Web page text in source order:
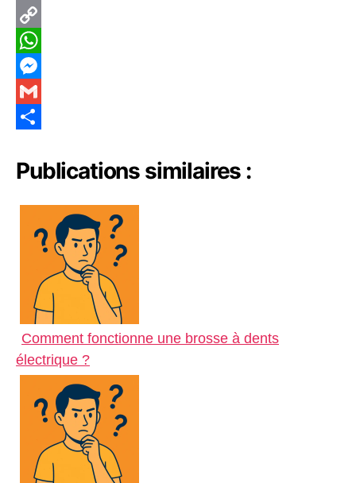
c
e
b
o
o
w
e
E
m
a
C
o
p
y
i
W
h
a
s
M
e
s
G
a
h
Publications similaires :
Comment fonctionne une brosse à dents
électrique ?